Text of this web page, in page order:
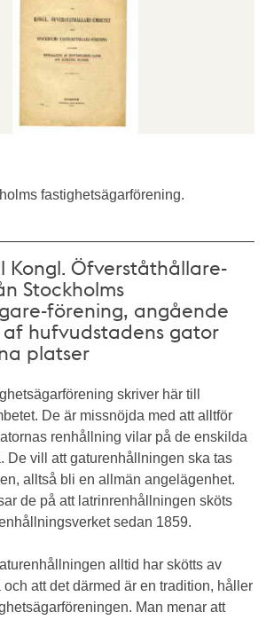
fastighetsägarförening.
Kongl. Öfverståthållare-
Stockholms
förening, angående
hufvudstadens gator
platser
skriver här till
De är missnöjda med att alltför
renhållning vilar på de enskilda
De vill att gaturenhållningen ska tas
alltså bli en allmän angelägenhet.
de på att latrinrenhållningen sköts
sedan 1859.
alltid har skötts av
att det därmed är en tradition, håller
Man menar att